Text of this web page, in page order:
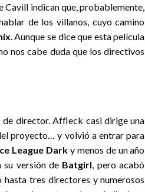
Cavill indican que, probablemente,
de los villanos, cuyo camino
. Aunque se dice que esta película
nos cabe duda que los directivos
de director. Affleck casi dirige una
proyecto… y volvió a entrar para
League Dark y menos de un año
su versión de Batgirl, pero acabó
hasta tres directores y numerosos